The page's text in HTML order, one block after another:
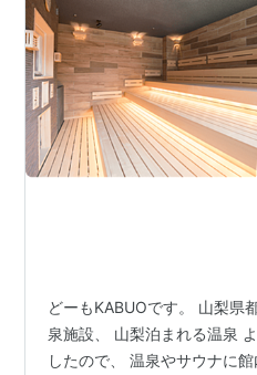
どーもKABUOです。 山梨県
泉施設、 山梨泊まれる温泉
したので、 温泉やサウナに